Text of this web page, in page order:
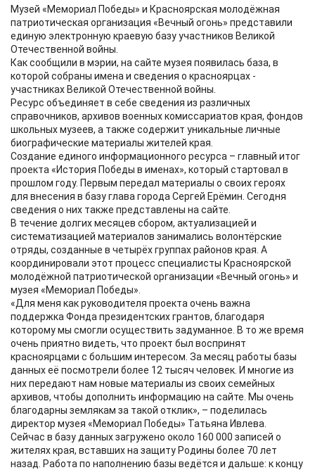
Музей «Мемориал Победы» и Красноярская молодёжная
патриотическая организация «Вечный огонь» представили
единую электронную краевую базу участников Великой
Отечественной войны.
Как сообщили в мэрии, на сайте музея появилась база, в
которой собраны имена и сведения о красноярцах -
участниках Великой Отечественной войны.
Ресурс объединяет в себе сведения из различных
справочников, архивов военных комиссариатов края, фондов
школьных музеев, а также содержит уникальные личные
биографические материалы жителей края.
Создание единого информационного ресурса – главный итог
проекта «История Победы в именах», который стартовал в
прошлом году. Первым передал материалы о своих героях
для внесения в базу глава города Сергей Ерёмин. Сегодня
сведения о них также представлены на сайте.
В течение долгих месяцев сбором, актуализацией и
систематизацией материалов занимались волонтёрские
отряды, созданные в четырёх группах районов края. А
координировали этот процесс специалисты Красноярской
молодёжной патриотической организации «Вечный огонь» и
музея «Мемориал Победы».
«Для меня как руководителя проекта очень важна
поддержка Фонда президентских грантов, благодаря
которому мы смогли осуществить задуманное. В то же время
очень приятно видеть, что проект был воспринят
красноярцами с большим интересом. За месяц работы базы
данных её посмотрели более 12 тысяч человек. И многие из
них передают нам новые материалы из своих семейных
архивов, чтобы дополнить информацию на сайте. Мы очень
благодарны землякам за такой отклик», – поделилась
директор музея «Мемориал Победы» Татьяна Ивлева.
Сейчас в базу данных загружено около 160 000 записей о
жителях края, вставших на защиту Родины более 70 лет
назад. Работа по наполнению базы ведётся и дальше: к концу